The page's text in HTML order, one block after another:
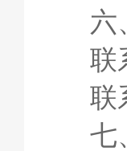
六
联
联
七